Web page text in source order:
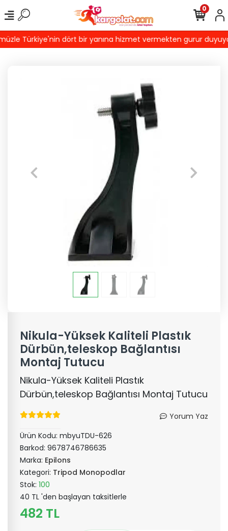
Türkiye'nin dört bir yanına hizmet vermekten gurur
0
Nikula-Yüksek Kaliteli Plastık
Dürbün,teleskop Bağlantısı
Montaj Tutucu
Nikula-Yüksek Kaliteli Plastık
Dürbün,teleskop Bağlantısı Montaj Tutucu
Yorum Yaz
Ürün Kodu: mbyuTDU-626
Barkod: 9678746786635
Marka: Epilons
Kategori: Tripod Monopodlar
Stok: 100
40 TL 'den başlayan taksitlerle
482 TL